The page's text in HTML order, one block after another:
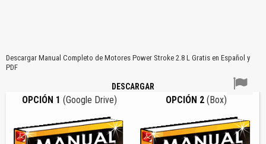
Descargar Manual Completo de Motores Power Stroke 2.8 L Gratis en Español y
PDF
DESCARGAR
OPCIÓN 1 (Google Drive) OPCIÓN 2(Box)